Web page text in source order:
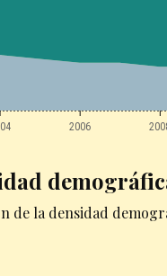
2006
de la densidad